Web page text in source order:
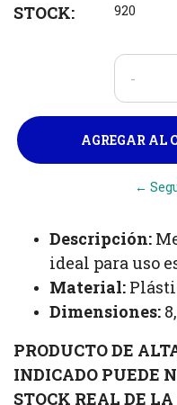
STOCK: 920
-
←
Descripción:
ideal para uso
Material:
Dimensiones:
PRODUCTO DE
INDICADO PUEDE
STOCK REAL DE